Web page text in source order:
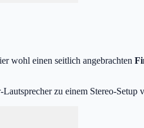
wohl einen seitlich angebrachten
zu einem Stereo-Setup